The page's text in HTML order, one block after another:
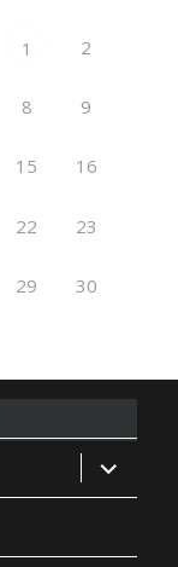
1 2
8 9
15 16
22 23
29 30
ouvrir
le
sous-